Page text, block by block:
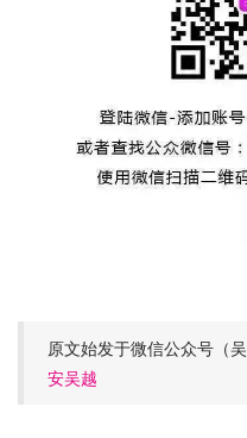
原文始发于微信公众号（
安吴越